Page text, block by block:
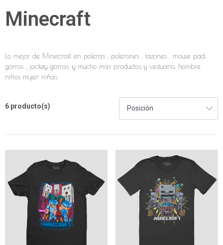
Minecraft
Lo mejor de Minecraft en poleras , polerones , tazones , mouse pad,
gorros , jockey gorras. y mucho mas productos y vestuario. hombre
niños mujer niñas
6 producto(s)